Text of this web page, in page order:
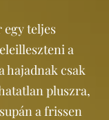
egy teljes
a
hajadnak csak
pluszra,
a frissen